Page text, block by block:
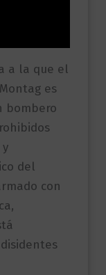
a la que el
es
bombero
del
con